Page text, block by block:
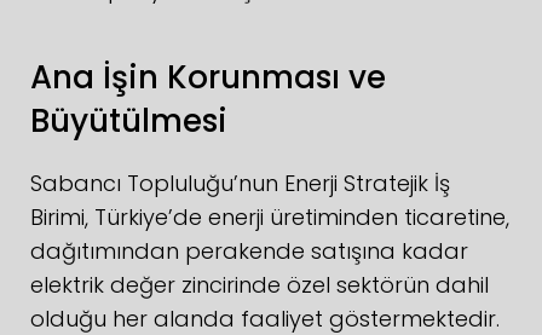
Ana İşin Korunması ve
Büyütülmesi
Sabancı Topluluğu’nun Enerji Stratejik İş
Birimi, Türkiye’de enerji üretiminden ticaretine,
dağıtımından perakende satışına kadar
elektrik değer zincirinde özel sektörün dahil
olduğu her alanda faaliyet göstermektedir.